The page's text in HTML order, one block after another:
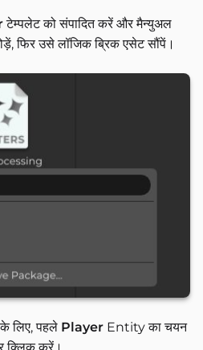
टेम्पलेट को संपादित करें और मैन्युअल
फिर उसे लॉजिक ब्रिक एसेट सौंपें।
लिए, पहले Player Entity का चयन